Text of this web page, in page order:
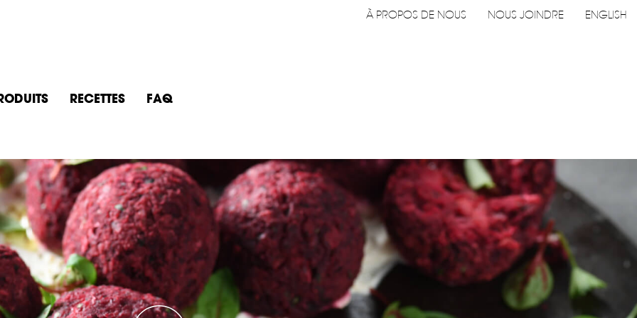
Navigation
utilitaire
À PROPOS DE NOUS NOUS JOINDRE ENGLISH
RECETTES FAQ